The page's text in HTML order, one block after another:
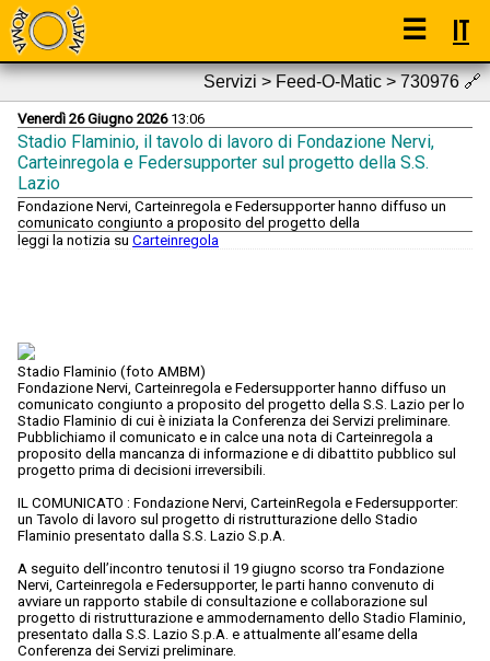
☰ IT
Servizi > Feed-O-Matic > 730976🔗
Venerdì 26 Giugno 202613:06
Stadio Flaminio, il tavolo di lavoro di Fondazione Nervi,
Carteinregola e Federsupporter sul progetto della S.S.
Lazio
Fondazione Nervi, Carteinregola e Federsupporter hanno diffuso un
comunicato congiunto a proposito del progetto della
leggi la notizia su Carteinregola
Stadio Flaminio (foto AMBM)
Fondazione Nervi, Carteinregola e Federsupporter hanno diffuso un
comunicato congiunto a proposito del progetto della S.S. Lazio per lo
Stadio Flaminio di cui è iniziata la Conferenza dei Servizi preliminare.
Pubblichiamo il comunicato e in calce una nota di Carteinregola a
proposito della mancanza di informazione e di dibattito pubblico sul
progetto prima di decisioni irreversibili.
IL COMUNICATO : Fondazione Nervi, CarteinRegola e Federsupporter:
un Tavolo di lavoro sul progetto di ristrutturazione dello Stadio
Flaminio presentato dalla S.S. Lazio S.p.A.
A seguito dell’incontro tenutosi il 19 giugno scorso tra Fondazione
Nervi, Carteinregola e Federsupporter, le parti hanno convenuto di
avviare un rapporto stabile di consultazione e collaborazione sul
progetto di ristrutturazione e ammodernamento dello Stadio Flaminio,
presentato dalla S.S. Lazio S.p.A. e attualmente all’esame della
Conferenza dei Servizi preliminare.